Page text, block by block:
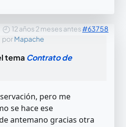
12 años 2 meses antes#63758
porMapache
tema Contrato de
pero me
se hace ese
antemano gracias otra